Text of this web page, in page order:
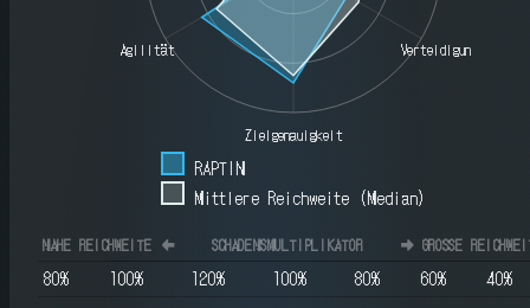
Verteidigung
Zielgenauigkeit
Agilität
RAPTIN
Mittlere Reichweite (Median)
NAHE REICHWEITE ⬅️ SCHADENSMULTIPLIKATOR ➡️ GROSSE
80% 100% 120% 100% 80% 60% 40%